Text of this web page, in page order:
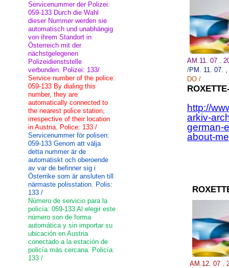
AM.11. 07 .
/PM. 11. 07. ,
DO /
http://
arkiv-
german-
about-
AM.12. 07 .
Servicenummer der Polizei:
059-133 Durch die Wahl
dieser Nummer werden sie
automatisch und unabhängig
von ihrem Standort in
Österreich mit der
nächstgelegenen
Polizeidienststelle
verbunden. Polizei: 133/
Service number of the police:
059-133 By dialing this
number, they are
automatically connected to
the nearest police station,
irrespective of their location
in Austria. Police: 133 /
Servicenummer för polisen:
059-133 Genom att välja
detta nummer är de
automatiskt och oberoende
av var de befinner sig i
Österrike som är ansluten till
närmaste polisstation. Polis:
133 /
Número de servicio para la
policía: 059-133 Al elegir este
número son de forma
automática y sin importar su
ubicación en Austria
conectado a la estación de
policía más cercana. Policía:
133 /